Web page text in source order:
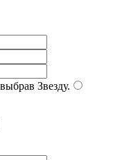
Звезду.